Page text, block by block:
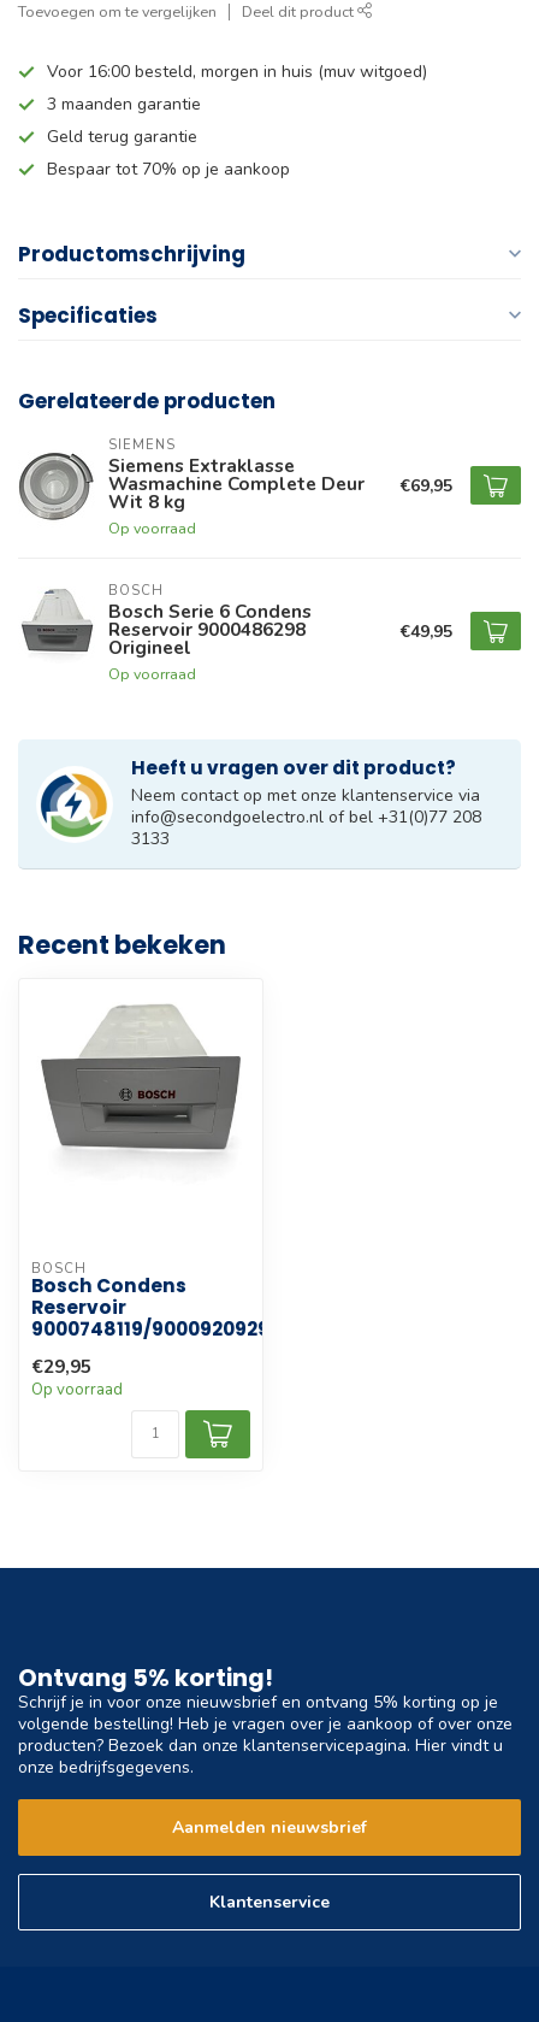
Toevoegen om te vergelijken Deel dit product
Voor 16:00 besteld, morgen in huis (muv witgoed)
3 maanden garantie
Geld terug garantie
Bespaar tot 70% op je aankoop
Productomschrijving
Specificaties
Gerelateerde producten
SIEMENS
Siemens Extraklasse
Wasmachine Complete Deur
Wit 8 kg
Op voorraad
€69,95
BOSCH
Bosch Serie 6 Condens
Reservoir 9000486298
Origineel
Op voorraad
€49,95
Heeft u vragen over dit product?
Neem contact op met onze klantenservice via
info@secondgoelectro.nl of bel +31(0)77 208
3133
Recent bekeken
BOSCH
Bosch Condens
Reservoir
9000748119/9000920929
€29,95
Op voorraad
Ontvang 5% korting!
Schrijf je in voor onze nieuwsbrief en ontvang 5% korting op je
volgende bestelling! Heb je vragen over je aankoop of over onze
producten? Bezoek dan onze klantenservicepagina. Hier vindt u
onze bedrijfsgegevens.
Aanmelden nieuwsbrief
Klantenservice